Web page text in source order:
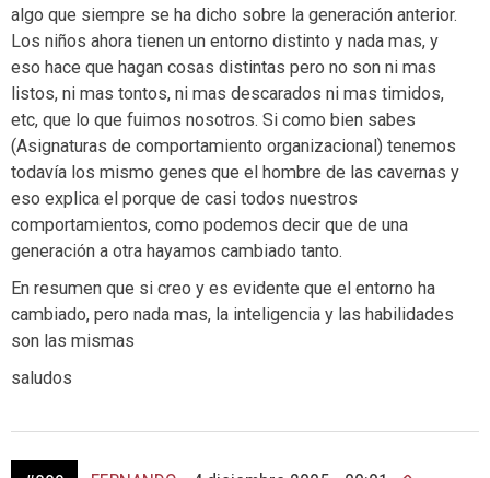
algo que siempre se ha dicho sobre la generación anterior.
Los niños ahora tienen un entorno distinto y nada mas, y
eso hace que hagan cosas distintas pero no son ni mas
listos, ni mas tontos, ni mas descarados ni mas timidos,
etc, que lo que fuimos nosotros. Si como bien sabes
(Asignaturas de comportamiento organizacional) tenemos
todavía los mismo genes que el hombre de las cavernas y
eso explica el porque de casi todos nuestros
comportamientos, como podemos decir que de una
generación a otra hayamos cambiado tanto.
En resumen que si creo y es evidente que el entorno ha
cambiado, pero nada mas, la inteligencia y las habilidades
son las mismas
saludos